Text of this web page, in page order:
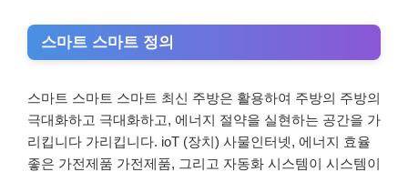
스마트 스마트 정의
스마트 스마트 스마트 최신 주방은 활용하여 주방의 주방의
극대화하고 극대화하고, 에너지 절약을 실현하는 공간을 가
리킵니다 가리킵니다. ioT (장치) 사물인터넷, 에너지 효율
좋은 가전제품 가전제품, 그리고 자동화 시스템이 시스템이